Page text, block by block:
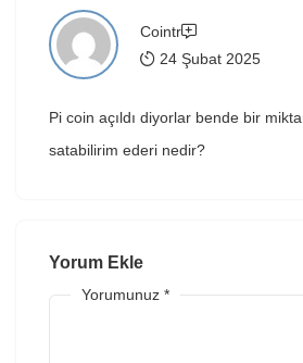
Cointr
24 Şubat 2025
Pi coin açıldı diyorlar bende bir
satabilirim ederi nedir?
Yorum Ekle
Yorumunuz *